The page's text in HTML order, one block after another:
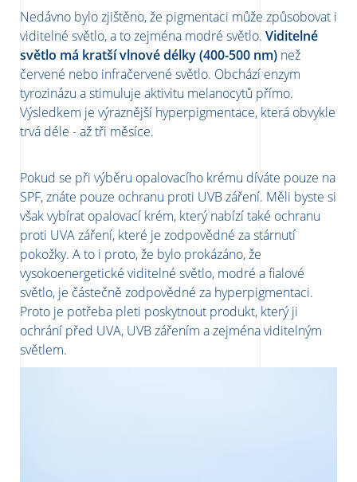
Nedávno bylo zjištěno, že pigmentaci může způsobovat i
viditelné světlo, a to zejména modré světlo. Viditelné
světlo má kratší vlnové délky (400-500 nm) než
červené nebo infračervené světlo. Obchází enzym
tyrozinázu a stimuluje aktivitu melanocytů přímo.
Výsledkem je výraznější hyperpigmentace, která obvykle
trvá déle - až tři měsíce.
Pokud se při výběru opalovacího krému díváte pouze na
SPF, znáte pouze ochranu proti UVB záření. Měli byste si
však vybírat opalovací krém, který nabízí také ochranu
proti UVA záření, které je zodpovědné za stárnutí
pokožky. A to i proto, že bylo prokázáno, že
vysokoenergetické viditelné světlo, modré a fialové
světlo, je částečně zodpovědné za hyperpigmentaci.
Proto je potřeba pleti poskytnout produkt, který ji
ochrání před UVA, UVB zářením a zejména viditelným
světlem.